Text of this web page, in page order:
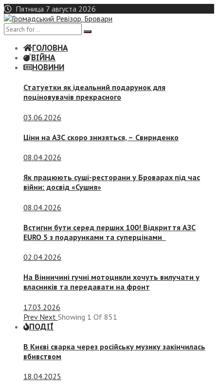
Skip
to
content
Пятница 7 августа 2026
ГОЛОВНА
ВІЙНА
НОВИНИ
Статуетки як ідеальний подарунок для
поціновувачів прекрасного
03.06.2026
Ціни на АЗС скоро знизяться, – Свириденко
08.04.2026
Як працюють суші-ресторани у Броварах під час
війни: досвід «Сушия»
08.04.2026
Встигни бути серед перших 100! Відкриття АЗС
EURO 5 з подарунками та суперцінами
02.04.2026
На Вінничині гучні мотоцикли хочуть вилучати у
власників та передавати на фронт
17.03.2026
Prev Next Showing 1 Of 851
ПОДІЇ
В Києві сварка через російську музику закінчилась
вбивством
18.04.2025